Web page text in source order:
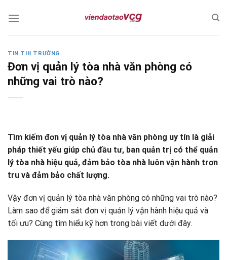
TIN THỊ TRƯỜNG
Đơn vị quản lý tòa nhà văn phòng có
những vai trò nào?
Tìm kiếm đơn vị quản lý tòa nhà văn phòng uy tín là giải
pháp thiết yếu giúp chủ đầu tư, ban quản trị có thể quản
lý tòa nhà hiệu quả, đảm bảo tòa nhà luôn vận hành trơn
tru và đảm bảo chất lượng.
Vậy đơn vị quản lý tòa nhà văn phòng có những vai trò nào?
Làm sao để giám sát đơn vị quản lý vận hành hiệu quả và
tối ưu? Cùng tìm hiểu kỹ hơn trong bài viết dưới đây.